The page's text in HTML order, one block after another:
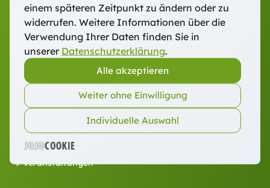
UNSER ANGEBOT
Veranstaltungen
Weiterbildungen
Referent:innen
CAMPUS FÜHREN UND LEITEN
Informationen
Veranstaltungen
einem späteren Zeitpunkt zu ändern oder zu
widerrufen. Weitere Informationen über die
Verwendung Ihrer Daten finden Sie in
unserer Datenschutzerklärung.
Alle akzeptieren
Weiter ohne Einwilligung
Individuelle Auswahl